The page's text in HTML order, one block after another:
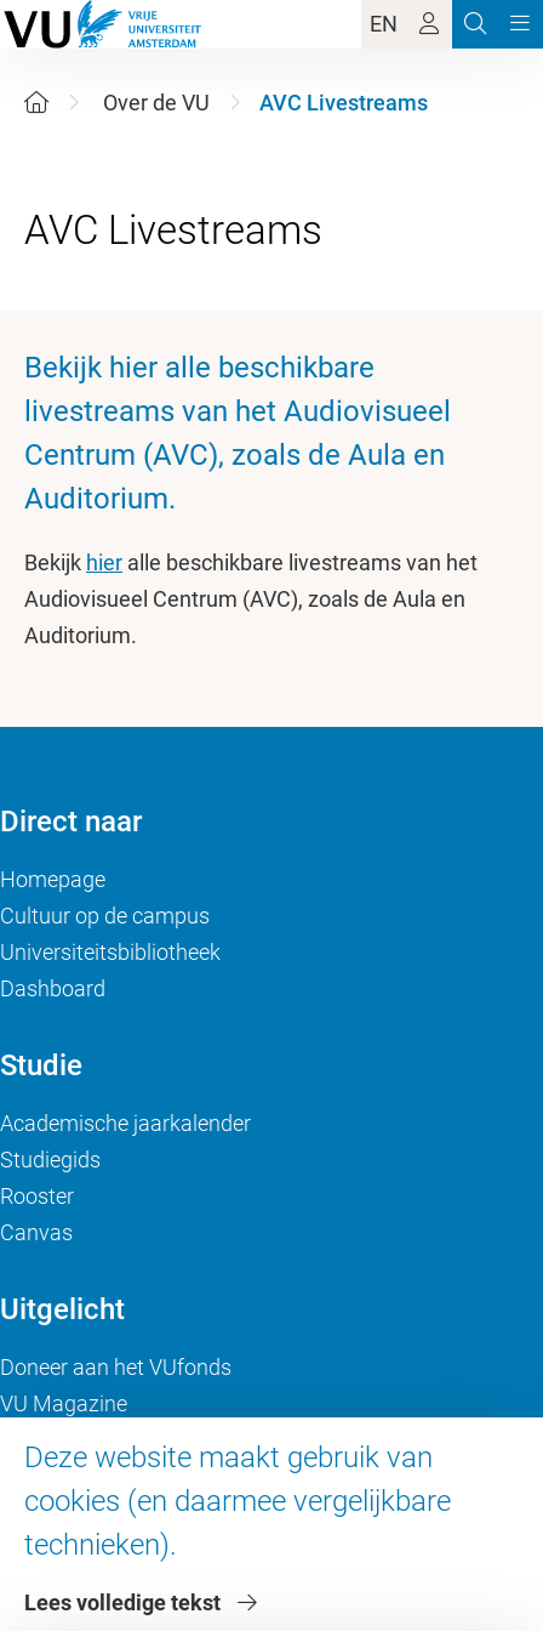
EN
Over de VU AVC Livestreams
Bekijk hier alle beschikbare
livestreams van het Audiovisueel
Centrum (AVC), zoals de Aula en
Auditorium.
Bekijk hier alle beschikbare livestreams van het
Audiovisueel Centrum (AVC), zoals de Aula en
Auditorium.
Deze website maakt gebruik van
cookies (en daarmee vergelijkbare
technieken).
Lees volledige tekst
Direct naar
Homepage
Cultuur op de campus
Universiteitsbibliotheek
Dashboard
Studie
Academische jaarkalender
Studiegids
Rooster
Canvas
Uitgelicht
Doneer aan het VUfonds
VU Magazine
Over de VU
Contact en route